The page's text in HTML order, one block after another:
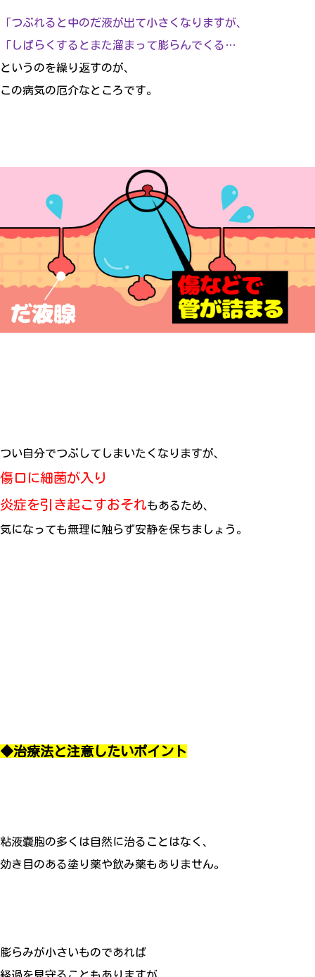
「つぶれると中のだ液が出て小さくなりますが、
「しばらくするとまた溜まって膨らんでくる…
というのを繰り返すのが、
この病気の厄介なところです。
つい自分でつぶしてしまいたくなりますが、
傷口に細菌が入り
炎症を引き起こすおそれもあるため、
気になっても無理に触らず安静を保ちましょう。
◆治療法と注意したいポイント
粘液嚢胞の多くは自然に治ることはなく、
効き目のある塗り薬や飲み薬もありません。
膨らみが小さいものであれば
経過を見守ることもありますが、